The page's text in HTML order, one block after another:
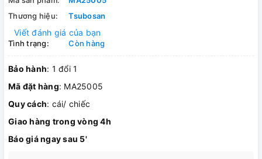
Thương hiệu:
Tsubosan
Viết đánh giá của bạn
Tình trạng: Còn hàng
Bảo hành: 1 đổi 1
Mã đặt hàng: MA25005
Quy cách: cái/ chiếc
Giao hàng trong vòng 4h
Báo giá ngay sau 5'